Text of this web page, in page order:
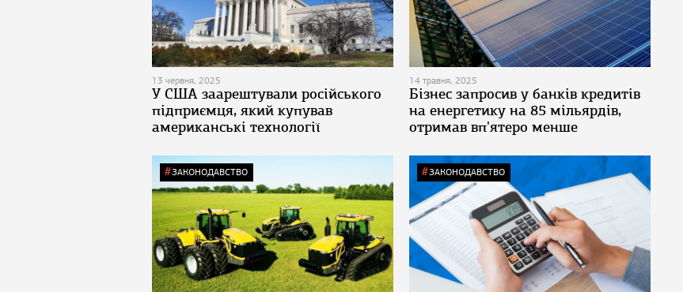
13 червня, 2025
У США заарештували російського
підприємця, який купував
американські технології
14 травня, 2025
Бізнес запросив у банків кредитів
на енергетику на 85 мільярдів,
отримав вп'ятеро менше
ЗАКОНОДАВСТВО ЗАКОНОДАВСТВО